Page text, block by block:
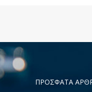
ΠΡΟΣΦΑΤΑ